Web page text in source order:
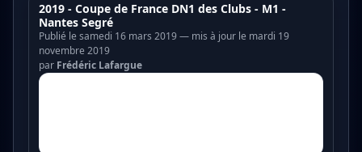
2019 - Coupe de France DN1 des Clubs - M1 -
Nantes Segré
Publié le samedi 16 mars 2019 — mis à jour le mardi 19
novembre 2019
par Frédéric Lafargue